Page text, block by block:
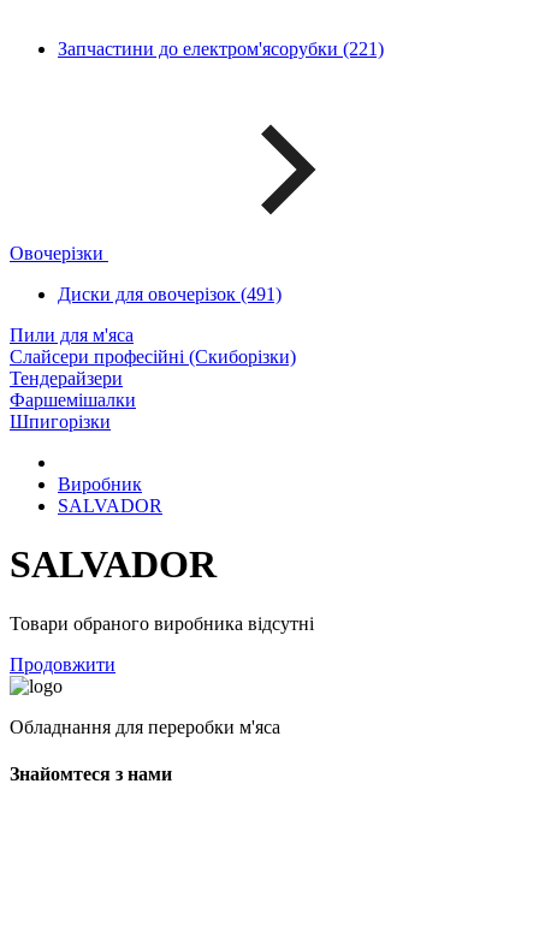
Запчастини до електром'ясорубки (221)
Овочерізки
Диски для овочерізок (491)
Пили для м'яса
Слайсери професійні (Скиборізки)
Тендерайзери
Фаршемішалки
Шпигорізки
Виробник
SALVADOR
SALVADOR
Товари обраного виробника відсутні
Продовжити
Обладнання для переробки м'яса
Знайомтеся з нами